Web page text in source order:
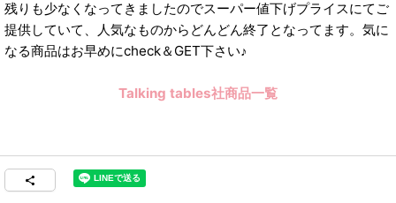
残りも少なくなってきましたのでスーパー値下げプライスにてご
提供していて、人気なものからどんどん終了となってます。気に
なる商品はお早めにcheck＆GET下さい♪
Talking tables社商品一覧